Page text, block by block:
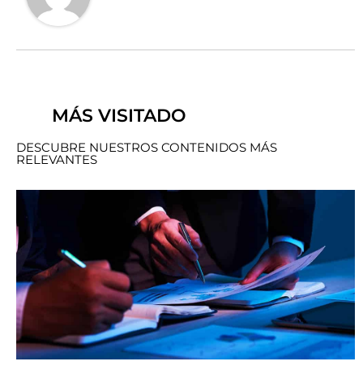
MÁS VISITADO
DESCUBRE NUESTROS CONTENIDOS MÁS
RELEVANTES